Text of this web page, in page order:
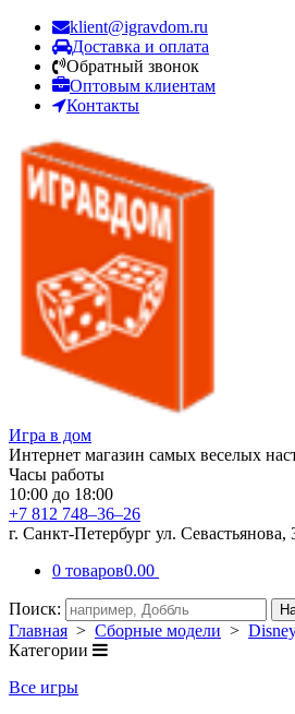
klient@igravdom.ru
Доставка и оплата
Обратный звонок
Оптовым клиентам
Контакты
Игра в дом
Интернет магазин самых веселых
Часы работы
10:00 до 18:00
+7 812 748–36–26
г. Санкт-Петербург ул. Севастьянова,
0 товаров0.00
Поиск:
Главная > Сборные модели >
Категории
Все игры